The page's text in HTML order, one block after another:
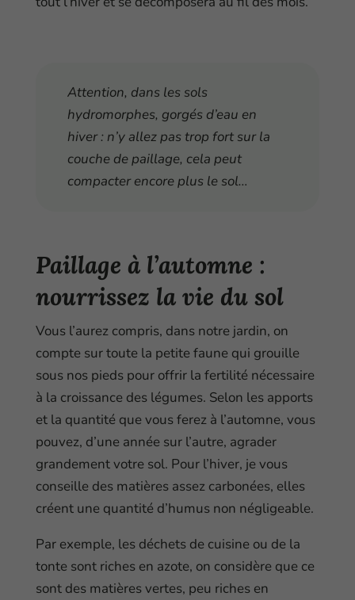
Attention, dans les sols
hydromorphes, gorgés d’eau en
hiver : n’y allez pas trop fort sur la
couche de paillage, cela peut
compacter encore plus le sol…
Paillage à l’automne :
nourrissez la vie du sol
Vous l’aurez compris, dans notre jardin, on
compte sur toute la petite faune qui grouille
sous nos pieds pour offrir la fertilité nécessaire
à la croissance des légumes. Selon les apports
et la quantité que vous ferez à l’automne, vous
pouvez, d’une année sur l’autre, agrader
grandement votre sol. Pour l’hiver, je vous
conseille des matières assez carbonées, elles
créent une quantité d’humus non négligeable.
Par exemple, les déchets de cuisine ou de la
tonte sont riches en azote, on considère que ce
sont des matières vertes, peu riches en